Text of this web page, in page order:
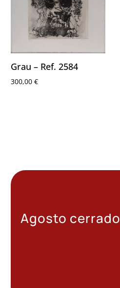
Grau – Ref. 2584
300,00€
Agosto cerrado